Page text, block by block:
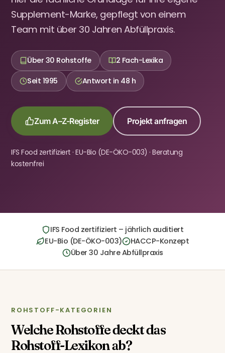
Supplement-Marke, gepflegt von einem
Team mit über 30 Jahren Abfüllpraxis.
Über 30 Rohstoffe 2 Fach-Lexika
Seit 1995 Antwort in 48 h
Zum A–Z-Register Projekt anfragen
IFS Food zertifiziert · EU-Bio (DE-ÖKO-003) · Beratung
kostenfrei
IFS Food zertifiziert – jährlich auditiert
EU-Bio (DE-ÖKO-003)
HACCP-Konzept
Über 30 Jahre Abfüllpraxis
ROHSTOFF-KATEGORIEN
Welche Rohstoffe deckt das
Rohstoff-Lexikon ab?